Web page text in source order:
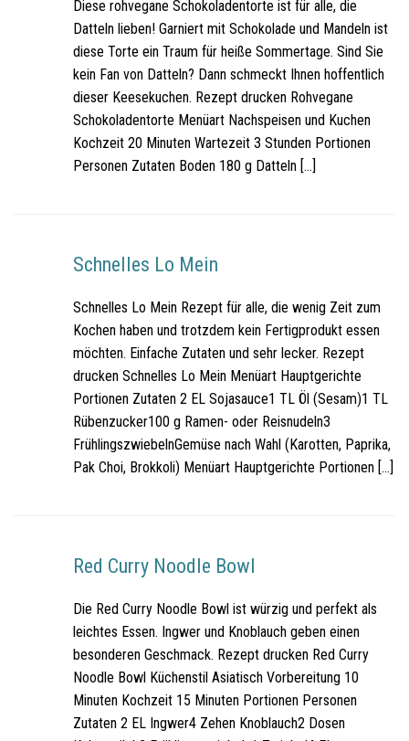
Diese rohvegane Schokoladentorte ist für alle, die
Datteln lieben! Garniert mit Schokolade und Mandeln ist
diese Torte ein Traum für heiße Sommertage. Sind Sie
kein Fan von Datteln? Dann schmeckt Ihnen hoffentlich
dieser Keesekuchen. Rezept drucken Rohvegane
Schokoladentorte Menüart Nachspeisen und Kuchen
Kochzeit 20 Minuten Wartezeit 3 Stunden Portionen
Personen Zutaten Boden 180 g Datteln […]
Schnelles Lo Mein
Schnelles Lo Mein Rezept für alle, die wenig Zeit zum
Kochen haben und trotzdem kein Fertigprodukt essen
möchten. Einfache Zutaten und sehr lecker. Rezept
drucken Schnelles Lo Mein Menüart Hauptgerichte
Portionen Zutaten 2 EL Sojasauce1 TL Öl (Sesam)1 TL
Rübenzucker100 g Ramen- oder Reisnudeln3
FrühlingszwiebelnGemüse nach Wahl (Karotten, Paprika,
Pak Choi, Brokkoli) Menüart Hauptgerichte Portionen […]
Red Curry Noodle Bowl
Die Red Curry Noodle Bowl ist würzig und perfekt als
leichtes Essen. Ingwer und Knoblauch geben einen
besonderen Geschmack. Rezept drucken Red Curry
Noodle Bowl Küchenstil Asiatisch Vorbereitung 10
Minuten Kochzeit 15 Minuten Portionen Personen
Zutaten 2 EL Ingwer4 Zehen Knoblauch2 Dosen